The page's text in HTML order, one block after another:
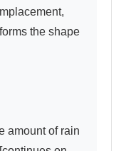
the shape
amount of rain